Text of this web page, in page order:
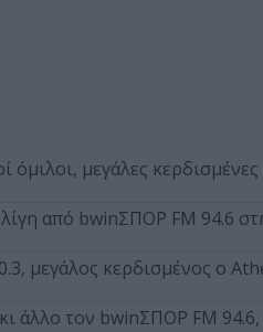
μεγάλες κερδισμένες
από bwinΣΠΟΡ FM 94.6
μεγάλος κερδισμένος ο
άλλο τον bwinΣΠΟΡ FM